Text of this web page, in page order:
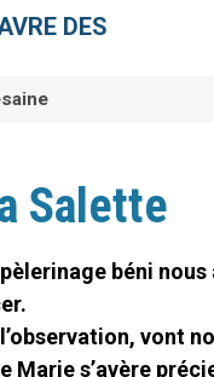
DES
Salette
béni
vont
Marie s’avère